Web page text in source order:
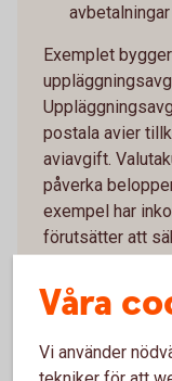
Exemplet
postala avier
aviavgift.
påverka
exempel har
förutsätter att
Våra
Vi använder